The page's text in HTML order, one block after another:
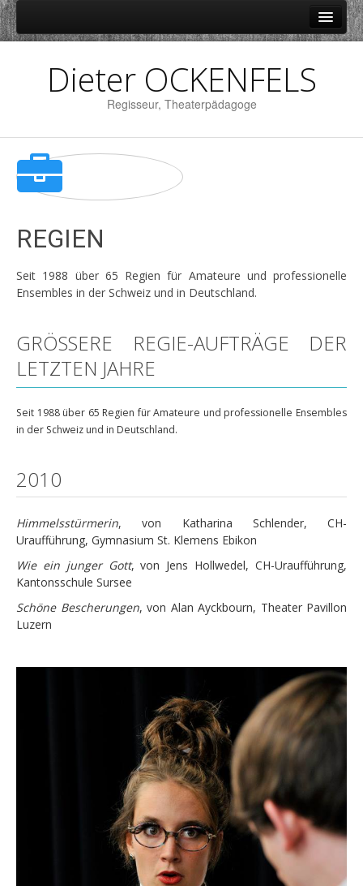
Biografie
Theaterpädagogik/Kurse
Français Ludique ©
Lesungen
Dieter OCKENFELS
Regisseur, Theaterpädagoge
REGIEN
Seit 1988 über 65 Regien für Amateure und professionelle
Ensembles in der Schweiz und in Deutschland.
GRÖSSERE REGIE-AUFTRÄGE DER L
ETZTEN JAHRE
Seit 1988 über 65 Regien für Amateure und professionelle Ensembles
in der Schweiz und in Deutschland.
2010
Himmelsstürmerin, von Katharina Schlender, CH-
Uraufführung, Gymnasium St. Klemens Ebikon
Wie ein junger Gott, von Jens Hollwedel, CH-Uraufführung,
Kantonsschule Sursee
Schöne Bescherungen, von Alan Ayckbourn, Theater Pavillon
Luzern